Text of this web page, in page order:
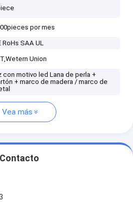
por mes
RoHs SAA UL
Union
con motivo led Lana de perla +
+ marco de madera / marco de
Vea más
Contacto